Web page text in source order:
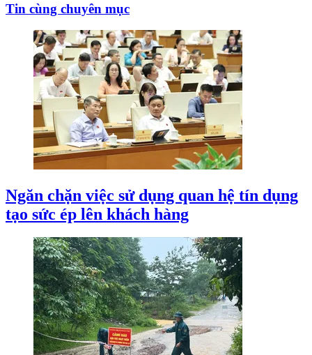
Tin cùng chuyên mục
Ngăn chặn việc sử dụng quan hệ tín dụng
tạo sức ép lên khách hàng